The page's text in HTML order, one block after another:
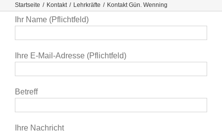
Startseite / Kontakt / Lehrkräfte / Kontakt Gün. Wenning
Ihr Name (Pflichtfeld)
Ihre E-Mail-Adresse (Pflichtfeld)
Betreff
Ihre Nachricht